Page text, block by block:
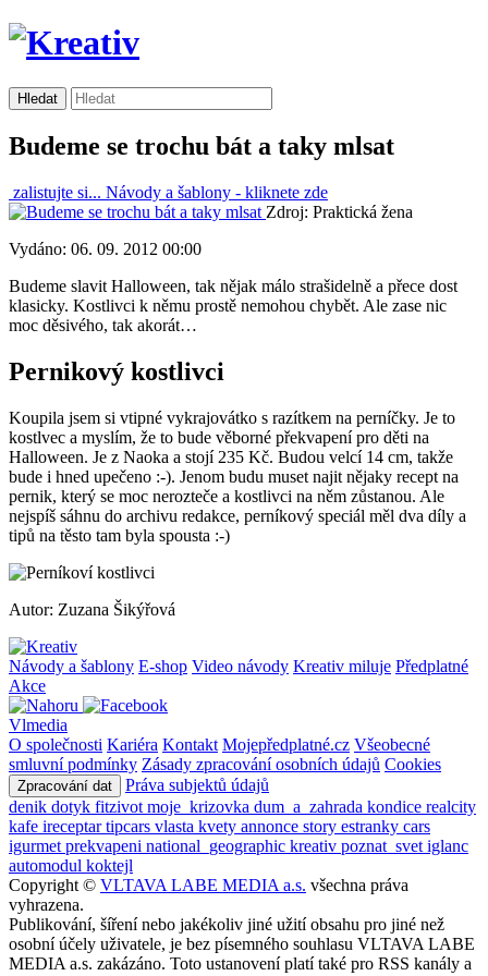
Budeme se trochu bát a taky mlsat
zalistujte si... Návody a šablony - kliknete zde
Zdroj: Praktická žena
Vydáno: 06. 09. 2012 00:00
Budeme slavit Halloween, tak nějak málo strašidelně a přece dost
klasicky. Kostlivci k němu prostě nemohou chybět. Ale zase nic
moc děsivého, tak akorát…
Pernikový kostlivci
Koupila jsem si vtipné vykrajovátko s razítkem na perníčky. Je to
kostlvec a myslím, že to bude věborné překvapení pro děti na
Halloween. Je z Naoka a stojí 235 Kč. Budou velcí 14 cm, takže
bude i hned upečeno :-). Jenom budu muset najit nějaky recept na
pernik, který se moc nerozteče a kostlivci na něm zůstanou. Ale
nejspíš sáhnu do archivu redakce, perníkový speciál měl dva díly a
tipů na těsto tam byla spousta :-)
Autor: Zuzana Šikýřová
Návody a šablony E-shop Video návody Kreativ miluje Předplatné
Akce
Vlmedia
O společnosti Kariéra Kontakt Mojepředplatné.cz Všeobecné
smluvní podmínky Zásady zpracování osobních údajů Cookies
Zpracování dat
Práva subjektů údajů
denik dotyk fitzivot moje_krizovka dum_a_zahrada kondice realcity
kafe ireceptartipcars vlasta kvety annonce story estranky cars
igurmet prekvapeni national_geographic kreativ poznat_svet iglanc
automodul koktejl
Copyright © VLTAVA LABE MEDIA a.s. všechna práva
vyhrazena.
Publikování, šíření nebo jakékoliv jiné užití obsahu pro jiné než
osobní účely uživatele, je bez písemného souhlasu VLTAVA LABE
MEDIA a.s. zakázáno. Toto ustanovení platí také pro RSS kanály a